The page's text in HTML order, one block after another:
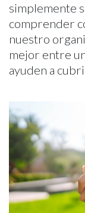
simplemente
comprender
nuestro
mejor entre
ayuden a